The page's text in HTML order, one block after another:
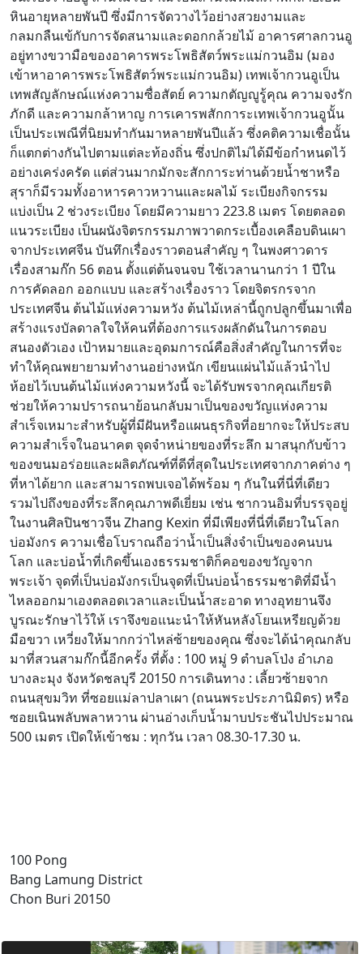
หินอายุหลายพันปี ซึ่งมีการจัดวางไว้อย่างสวยงามและ
กลมกลืนเข้กับการจัดสนามและดอกกล้วยไม้ อาคารศาลกวนอู
อยู่ทางขวามือของอาคารพระโพธิสัตว์พระแม่กวนอิม (มอง
เข้าหาอาคารพระโพธิสัตว์พระแม่กวนอิม) เทพเจ้ากวนอูเป็น
เทพสัญลักษณ์แห่งความซื่อสัตย์ ความกตัญญูรู้คุณ ความจงรัก
ภักดี และความกล้าหาญ การเคารพสักการะเทพเจ้ากวนอูนั้น
เป็นประเพณีที่นิยมทำกันมาหลายพันปีแล้ว ซึ่งคติความเชื่อนั้น
ก็แตกต่างกันไปตามแต่ละท้องถิ่น ซึ่งปกติไม่ได้มีข้อกำหนดไว้
อย่างเคร่งครัด แต่ส่วนมากมักจะสักการะท่านด้วยน้ำชาหรือ
สุราก็มีรวมทั้งอาหารคาวหวานและผลไม้ ระเบียงกิจกรรม
แบ่งเป็น 2 ช่วงระเบียง โดยมีความยาว 223.8 เมตร โดยตลอด
แนวระเบียง เป็นผนังจิตรกรรมภาพวาดกระเบื้องเคลือบดินเผา
จากประเทศจีน บันทึกเรื่องราวตอนสำคัญ ๆ ในพงศาวดาร
เรื่องสามก๊ก 56 ตอน ตั้งแต่ต้นจนจบ ใช้เวลานานกว่า 1 ปีใน
การคัดลอก ออกแบบ และสร้างเรื่องราว โดยจิตรกรจาก
ประเทศจีน ต้นไม้แห่งความหวัง ต้นไม้เหล่านี้ถูกปลูกขึ้นมาเพื่อ
สร้างแรงบัลดาลใจให้คนที่ต้องการแรงผลักดันในการตอบ
สนองตัวเอง เป้าหมายและอุดมการณ์คือสิ่งสำคัญในการที่จะ
ทำให้คุณพยายามทำงานอย่างหนัก เขียนแผ่นไม้แล้วนำไป
ห้อยไว้เบนต้นไม้แห่งความหวังนี้ จะได้รับพรจากคุณเกียรติ
ช่วยให้ความปรารถนาย้อนกลับมาเป็นของขวัญแห่งความ
สำเร็จเหมาะสำหรับผู้ที่มีฝันหรือแผนธุรกิจที่อยากจะให้ประสบ
ความสำเร็จในอนาคต จุดจำหน่ายของที่ระลึก มาสนุกกับข้าว
ของขนมอร่อยและผลิตภัณฑ์ที่ดีที่สุดในประเทศจากภาคต่าง ๆ
ที่หาได้ยาก และสามารถพบเจอได้พร้อม ๆ กันในที่นี่ที่เดียว
รวมไปถึงของที่ระลึกคุณภาพดีเยี่ยม เช่น ชากวนอิมที่บรรจุอยู่
ในงานศิลปินชาวจีน Zhang Kexin ที่มีเพียงที่นี่ที่เดียวในโลก
บ่อมังกร ความเชื่อโบราณถือว่าน้ำเป็นสิ่งจำเป็นของคนบน
โลก และบ่อน้ำที่เกิดขึ้นเองธรรมชาติก็คอของขวัญจาก
พระเจ้า จุดที่เป็นบ่อมังกรเป็นจุดที่เป็นบ่อน้ำธรรมชาติที่มีน้ำ
ไหลออกมาเองตลอดเวลาและเป็นน้ำสะอาด ทางอุทยานจึง
บูรณะรักษาไว้ให้ เราจึงขอแนะนำให้หันหลังโยนเหรียญด้วย
มือขวา เหวี่ยงให้มากกว่าไหล่ซ้ายของคุณ ซึ่งจะได้นำคุณกลับ
มาที่สวนสามก๊กนี้อีกครั้ง ที่ตั้ง : 100 หมู่ 9 ตำบลโป่ง อำเภอ
บางละมุง จังหวัดชลบุรี 20150 การเดินทาง : เลี้ยวซ้ายจาก
ถนนสุขมวิท ที่ซอยแม่ลาปลาเผา (ถนนพระประภานิมิตร) หรือ
ซอยเนินพลับพลาหวาน ผ่านอ่างเก็บน้ำมาบประชันไปประมาณ
500 เมตร เปิดให้เข้าชม : ทุกวัน เวลา 08.30-17.30 น.
100 Pong
Bang Lamung District
Chon Buri 20150